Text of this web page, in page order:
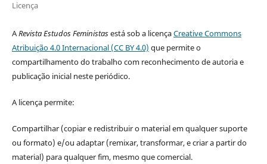
Licença
ARevista Estudos Feministasestá sob a licençaCreative Commons
Atribuição 4.0 Internacional (CC BY 4.0) que permite o
compartilhamento do trabalho com reconhecimento de autoria e
publicação inicial neste periódico.
A licença permite:
Compartilhar (copiar e redistribuir o material em qualquer suporte
ou formato) e/ou adaptar (remixar, transformar, e criar a partir do
material) para qualquer fim, mesmo que comercial.